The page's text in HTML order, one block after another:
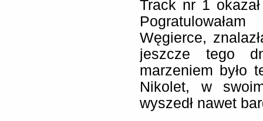
Track nr 1
Węgierce,
jeszcze tego
marzeniem było
Nikolet, w
wyszedł nawet